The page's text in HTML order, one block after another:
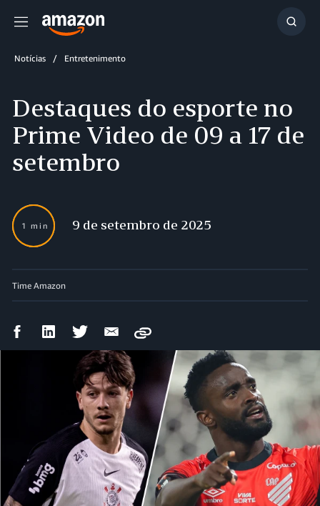
Menu
Notícias Entretenimento
Destaques do esporte no
Prime Video de 09 a 17 de
setembro
1 min 9 de setembro de 2025
Time Amazon
CompartilharCompartilhar
LinkedIn
Compartilhar
Twitter
Compartilhar
e-
mail
Copy